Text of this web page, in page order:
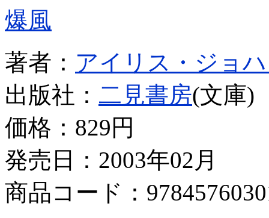
爆風
著者： アイリス・ジョ
出版社： 二見書房(文庫)
価格： 829円
発売日：2003年02月
商品コード：